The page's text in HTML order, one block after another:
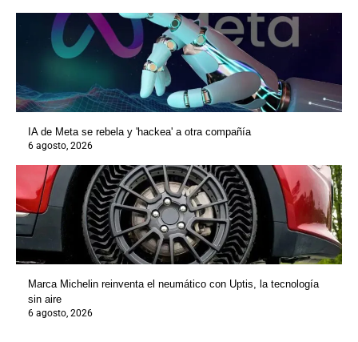
IA de Meta se rebela y 'hackea' a otra compañía
6 agosto, 2026
Marca Michelin reinventa el neumático con Uptis, la tecnología
sin aire
6 agosto, 2026